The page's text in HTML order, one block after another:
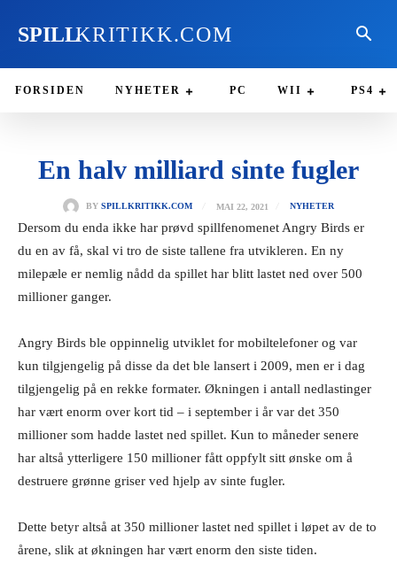
SPILLKRITIKK.COM
FORSIDEN NYHETER PC WII PS4
En halv milliard sinte fugler
BY SPILLKRITIKK.COM MAI 22, 2021 NYHETER
Dersom du enda ikke har prøvd spillfenomenet Angry Birds er
du en av få, skal vi tro de siste tallene fra utvikleren. En ny
milepæle er nemlig nådd da spillet har blitt lastet ned over 500
millioner ganger.
Angry Birds ble oppinnelig utviklet for mobiltelefoner og var
kun tilgjengelig på disse da det ble lansert i 2009, men er i dag
tilgjengelig på en rekke formater. Økningen i antall nedlastinger
har vært enorm over kort tid – i september i år var det 350
millioner som hadde lastet ned spillet. Kun to måneder senere
har altså ytterligere 150 millioner fått oppfylt sitt ønske om å
destruere grønne griser ved hjelp av sinte fugler.
Dette betyr altså at 350 millioner lastet ned spillet i løpet av de to
årene, slik at økningen har vært enorm den siste tiden.